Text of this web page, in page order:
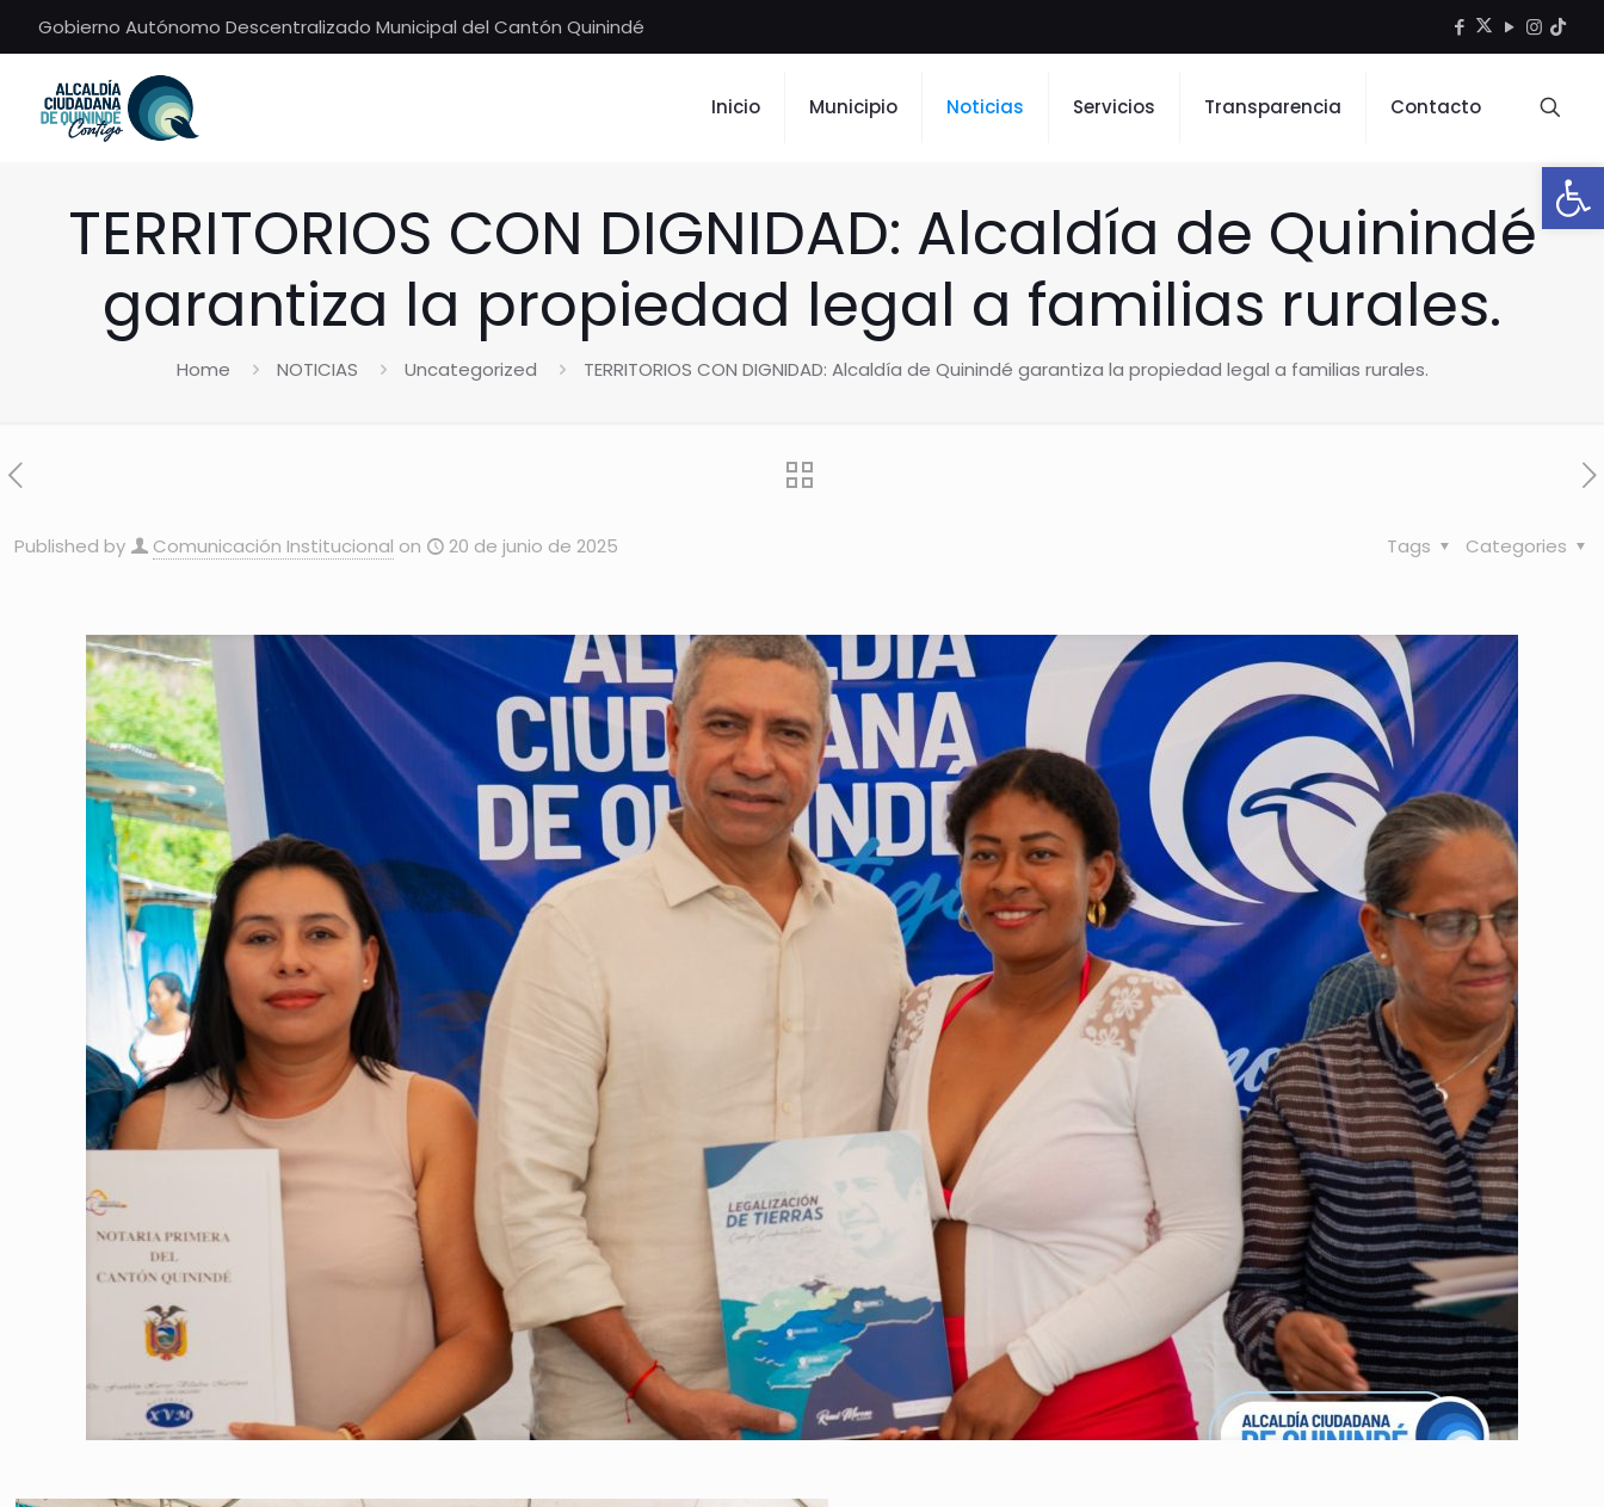
Gobierno Autónomo Descentralizado Municipal del Cantón Quinindé
Inicio Municipio Noticias Servicios Transparencia Contacto
TERRITORIOS CON DIGNIDAD: Alcaldía de Quinindé
garantiza la propiedad legal a familias rurales.
Home NOTICIAS Uncategorized TERRITORIOS CON DIGNIDAD: Alcaldía de Quinindé garantiza la propiedad legal a familias rurales.
Published by Comunicación Institucional on 20 de junio de 2025 Categories
Tags